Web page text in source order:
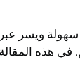
سهولة ويسر
في هذه